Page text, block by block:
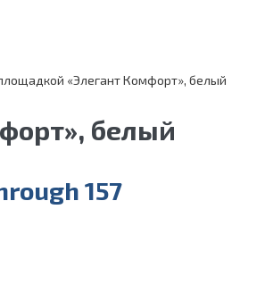
«Элегант Комфорт», белый
белый
157